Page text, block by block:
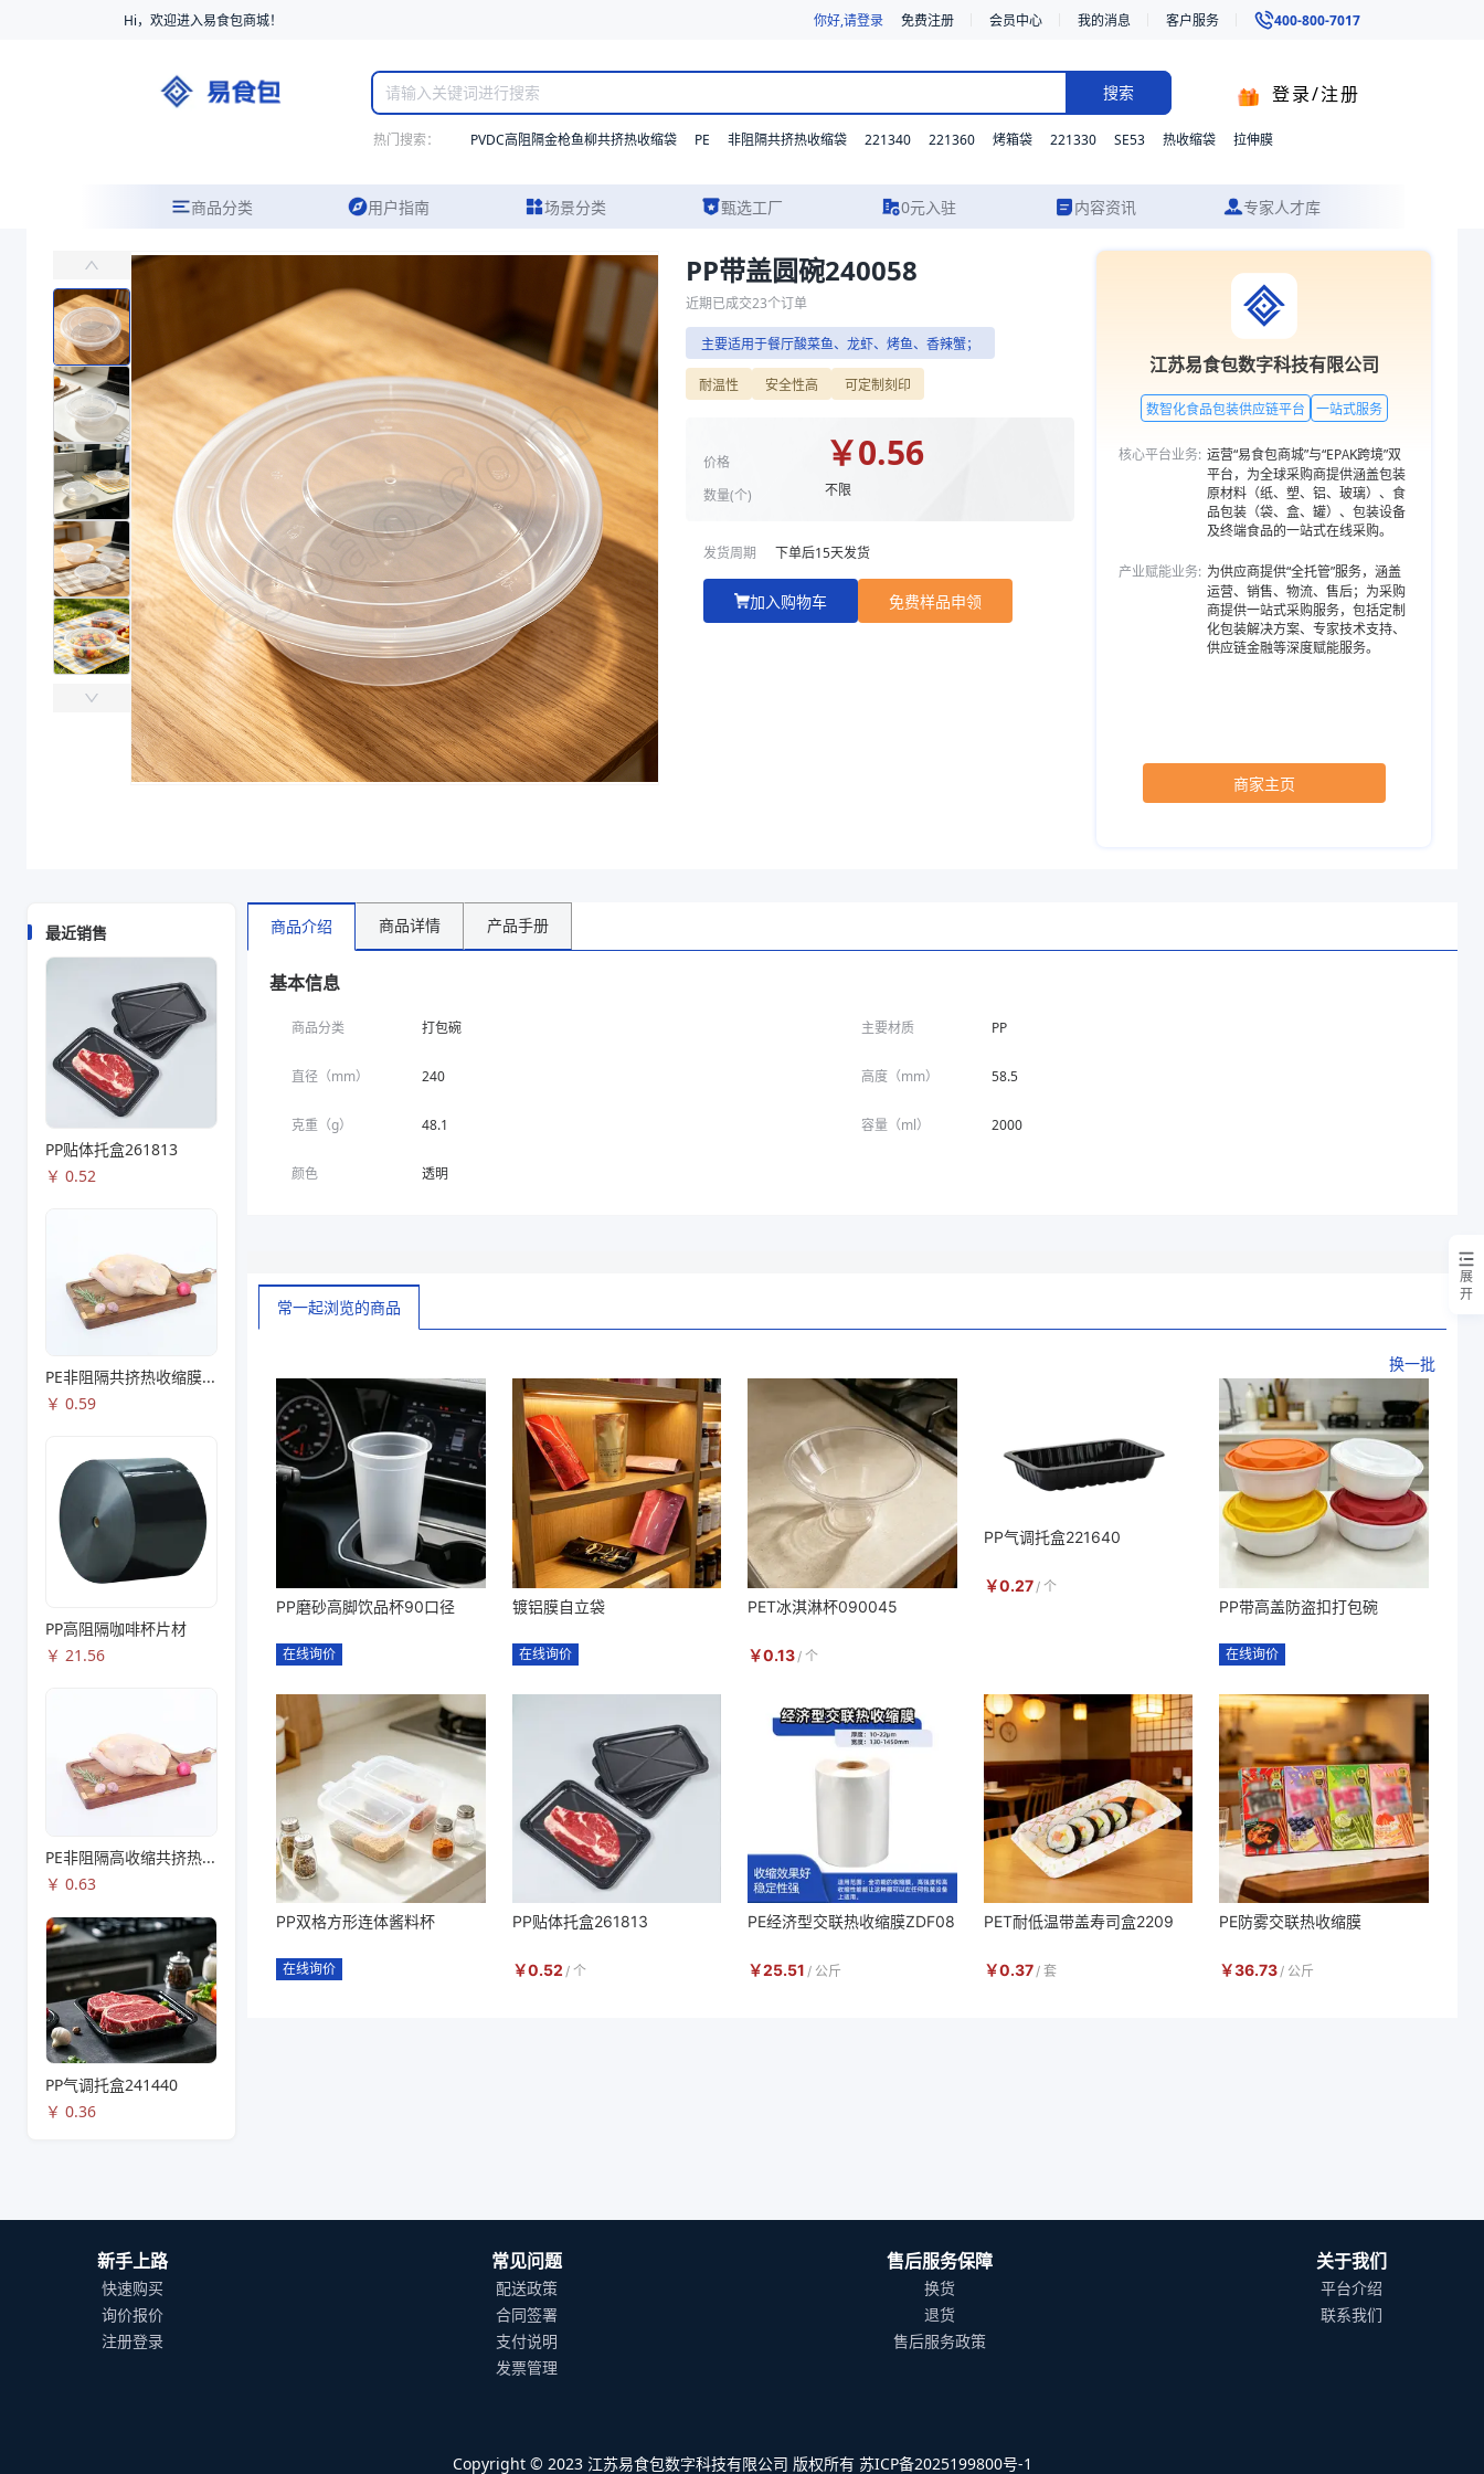
Hi，欢迎进入易食包商城！ 你好,请登录 免费注册 会员中心 我的消息 客户服务 400-800-7017
搜索 登录/注册
热门搜索： PVDC高阻隔金枪鱼柳共挤热收缩袋 PE 非阻隔共挤热收缩袋 221340 221360 烤箱袋 221330 SE53 热收缩袋 拉伸膜
商品分类 用户指南 场景分类 甄选工厂 0元入驻 内容资讯 专家人才库
主要适用于餐厅酸菜鱼、龙虾、烤鱼、香辣蟹；
易食包（EPAK）专注于PP带盖圆碗240058包装，提供详尽的规格参数、实物图片及报价参考，主要适用于餐厅酸菜鱼、龙虾、烤鱼、香辣蟹；。我们支持材质、型号与功能的灵活定制，并提供从方案设计到成品交付
产品卖点：耐温性、安全性高、可定制刻印
应用场景：主要适用于餐厅酸菜鱼、龙虾、烤鱼、香辣蟹；
￥0.56
商品参数
商品分类
打包碗
主要材质
PP
直径（mm）
240
高度（mm）
58.5
克重（g）
48.1
容量（ml）
2000
透明
产品特性
支持定制
PP
240
58.5
PP带盖圆碗240058
近期已成交23个订单
主要适用于餐厅酸菜鱼、龙虾、烤鱼、香辣蟹；
耐温性 安全性高 可定制刻印
价格
数量(个)
￥0.56
不限
发货周期 下单后15天发货
加入购物车 免费样品申领
江苏易食包数字科技有限公司
数智化食品包装供应链平台 一站式服务
核心平台业务: 运营“易食包商城”与“EPAK跨境”双
平台，为全球采购商提供涵盖包装
原材料（纸、塑、铝、玻璃）、食
品包装（袋、盒、罐）、包装设备
及终端食品的一站式在线采购。
产业赋能业务: 为供应商提供“全托管”服务，涵盖
运营、销售、物流、售后；为采购
商提供一站式采购服务，包括定制
化包装解决方案、专家技术支持、
供应链金融等深度赋能服务。
商家主页
最近销售
PP贴体托盒261813
￥ 0.52
PE非阻隔共挤热收缩膜S53
￥ 0.59
PP高阻隔咖啡杯片材
￥ 21.56
PE非阻隔高收缩共挤热收缩膜S83
￥ 0.63
PP气调托盒241440
￥ 0.36
商品介绍 商品详情 产品手册
基本信息
商品分类 打包碗 主要材质 PP
直径（mm） 240 高度（mm） 58.5
克重（g） 48.1 容量（ml） 2000
颜色 透明
常一起浏览的商品
换一批
PP磨砂高脚饮品杯90口径
在线询价
镀铝膜自立袋
在线询价
PET冰淇淋杯090045
￥0.13 / 个
PP气调托盒221640
￥0.27 / 个
PP带高盖防盗扣打包碗
在线询价
PP双格方形连体酱料杯
在线询价
PP贴体托盒261813
￥0.52 / 个
PE经济型交联热收缩膜ZDF08
￥25.51 / 公斤
PET耐低温带盖寿司盒2209
￥0.37/ 套
PE防雾交联热收缩膜
￥36.73/ 公斤
展
开
新手上路
快速购买
询价报价
注册登录
常见问题
配送政策
合同签署
支付说明
发票管理
售后服务保障
换货
退货
售后服务政策
关于我们
平台介绍
联系我们
Copyright © 2023 江苏易食包数字科技有限公司 版权所有 苏ICP备2025199800号-1